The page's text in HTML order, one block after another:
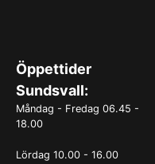
Öppettider
Sundsvall:
Måndag - Fredag 06.45 -
18.00
Lördag 10.00 - 16.00